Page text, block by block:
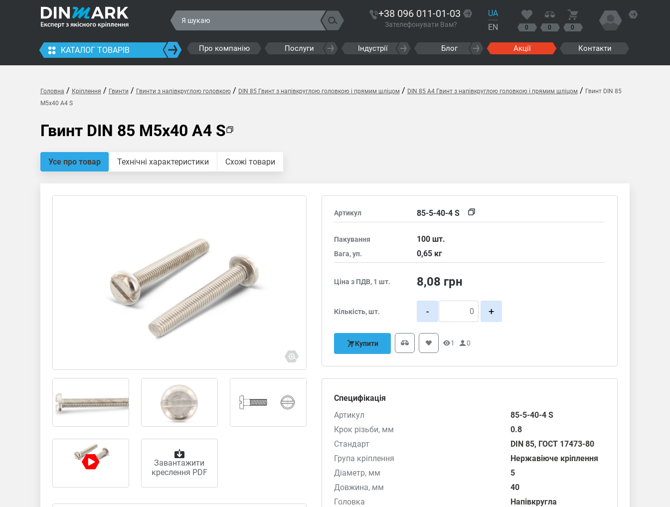
+38 096 011-01-03
Зателефонувати Вам?
UA
EN
0 0 0
КАТАЛОГ ТОВАРІВ Про компанію Послуги Індустрії Блог Акції Контакти
Головна / Кріплення / Гвинти / Гвинти з напівкруглою головкою/ DIN 85 Гвинт з напівкруглою головкою і прямим шліцом / DIN 85 A4 Гвинт з напівкруглою головкою і прямим шліцом / Гвинт DIN 85
M5x40 A4 S
Гвинт DIN 85 M5x40 A4 S
Усе про товар Технічні характеристики Схожі товари
Завантажити
креслення PDF
Артикул 85-5-40-4 S
Пакування 100шт.
Вага, уп. 0,65 кг
Ціна з ПДВ, 1 шт. 8,08 грн
Кількість, шт. - +
Купити 1 0
Специфікація
Артикул
85-5-40-4 S
Крок різьби, мм
0.8
Стандарт
DIN 85, ГОСТ 17473-80
Група кріплення
Нержавіюче кріплення
Діаметр, мм
5
Довжина, мм
40
Головка
Напівкругла